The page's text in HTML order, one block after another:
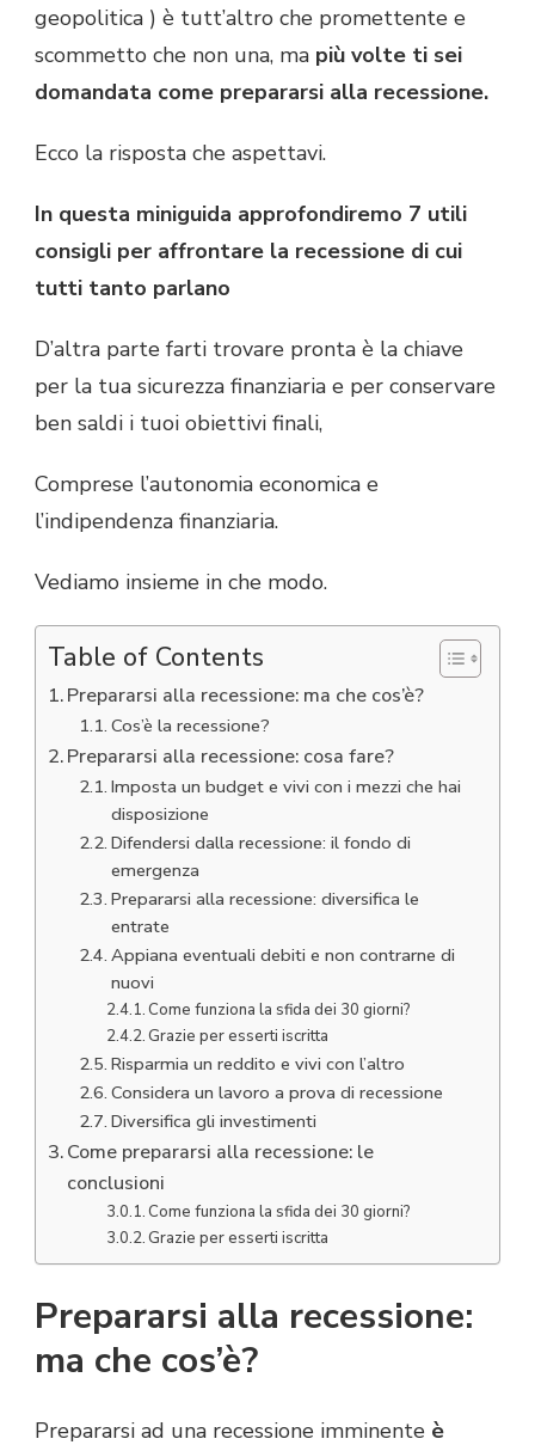
geopolitica ) è tutt’altro che promettente e
scommetto che non una, ma più volte ti sei
domandata come prepararsi alla recessione.
Ecco la risposta che aspettavi.
In questa miniguida approfondiremo 7 utili
consigli per affrontare la recessione di cui
tutti tanto parlano
D’altra parte farti trovare pronta è la chiave
per la tua sicurezza finanziaria e per conservare
ben saldi i tuoi obiettivi finali,
Comprese l’autonomia economica e
l’indipendenza finanziaria.
Vediamo insieme in che modo.
Table of Contents
Prepararsi alla recessione: ma che cos’è?
Cos’è la recessione?
Prepararsi alla recessione: cosa fare?
Imposta un budget e vivi con i mezzi che hai
disposizione
Difendersi dalla recessione: il fondo di
emergenza
Prepararsi alla recessione: diversifica le
entrate
Appiana eventuali debiti e non contrarne di
nuovi
Come funziona la sfida dei 30 giorni?
Grazie per esserti iscritta
Risparmia un reddito e vivi con l’altro
Considera un lavoro a prova di recessione
Diversifica gli investimenti
Come prepararsi alla recessione: le
conclusioni
Come funziona la sfida dei 30 giorni?
Grazie per esserti iscritta
Prepararsi alla recessione:
ma che cos’è?
Prepararsi ad una recessione imminente è